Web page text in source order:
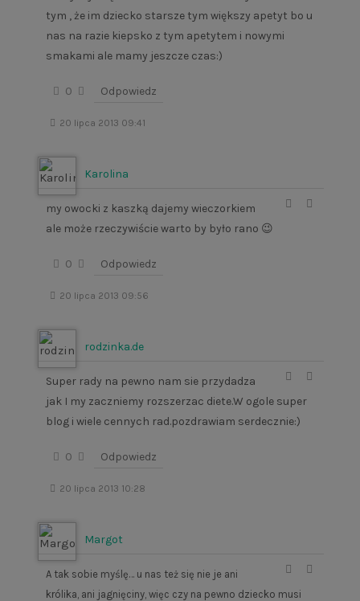
tym , że im dziecko starsze tym większy apetyt bo u
nas na razie kiepsko z tym apetytem i nowymi
smakami ale mamy jeszcze czas:)
0 Odpowiedz
20 lipca 2013 09:41
Karolina
my owocki z kaszką dajemy wieczorkiem
ale może rzeczywiście warto by było rano 😉
0 Odpowiedz
20 lipca 2013 09:56
rodzinka.de
Super rady na pewno nam sie przydadza
jak I my zaczniemy rozszerzac diete.W ogole super
blog i wiele cennych rad.pozdrawiam serdecznie:)
0 Odpowiedz
20 lipca 2013 10:28
Margot
A tak sobie myślę… u nas też się nie je ani
królika, ani jagnięciny, więc czy na pewno dziecko musi